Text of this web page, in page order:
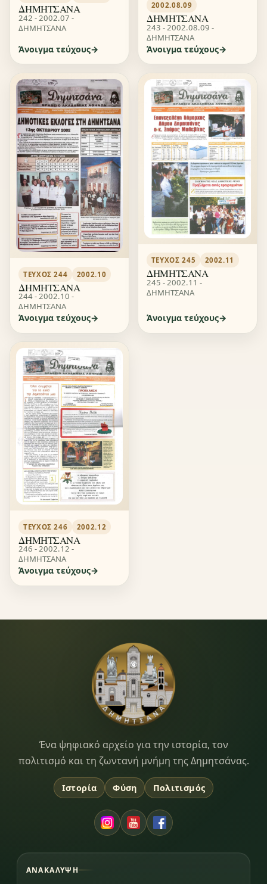
ΔΗΜΗΤΣΑΝΑ
242 - 2002.07 -
ΔΗΜΗΤΣΑΝΑ
Άνοιγμα τεύχους
2002.08.09
ΔΗΜΗΤΣΑΝΑ
243 - 2002.08.09 -
ΔΗΜΗΤΣΑΝΑ
Άνοιγμα τεύχους
ΤΕΎΧΟΣ 244 2002.10
ΔΗΜΗΤΣΑΝΑ
244 - 2002.10 -
ΔΗΜΗΤΣΑΝΑ
Άνοιγμα τεύχους
ΤΕΎΧΟΣ 245 2002.11
ΔΗΜΗΤΣΑΝΑ
245 - 2002.11 -
ΔΗΜΗΤΣΑΝΑ
Άνοιγμα τεύχους
ΤΕΎΧΟΣ 246 2002.12
ΔΗΜΗΤΣΑΝΑ
246 - 2002.12 -
ΔΗΜΗΤΣΑΝΑ
Άνοιγμα τεύχους
Dimitsana.gr
Ένα ψηφιακό αρχείο για την ιστορία, τον
πολιτισμό και τη ζωντανή μνήμη της Δημητσάνας.
Ιστορία Φύση Πολιτισμός
ΑΝΑΚΆΛΥΨΗ